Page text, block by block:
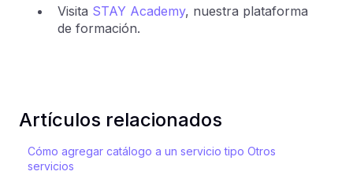
Visita STAY Academy, nuestra plataforma
de formación.
Artículos relacionados
Cómo agregar catálogo a un servicio tipo Otros
servicios